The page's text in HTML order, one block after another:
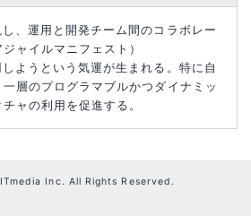
、運用と開発チーム間のコラボレー
ャイルマニフェスト）
ようという気運が生まれる。特に自
層のプログラマブルかつダイナミッ
ャの利用を促進する。
Inc. All Rights Reserved.